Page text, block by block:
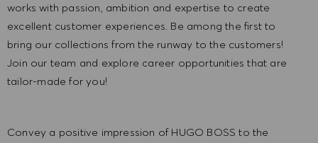
works with passion, ambition and expertise to create
excellent customer experiences. Be among the first to
bring our collections from the runway to the customers!
Join our team and explore career opportunities that are
tailor-made for you!
Convey a positive impression of HUGO BOSS to the